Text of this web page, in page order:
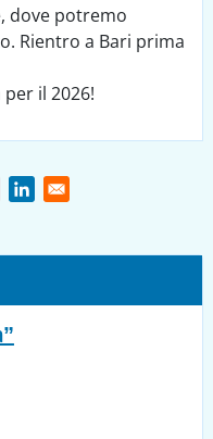
dove potremo
Rientro a Bari prima
il 2026!